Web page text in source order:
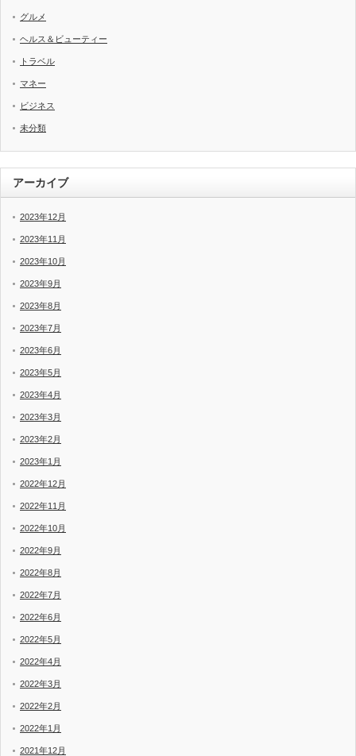
グルメ
ヘルス＆ビューティー
トラベル
マネー
ビジネス
未分類
アーカイブ
2023年12月
2023年11月
2023年10月
2023年9月
2023年8月
2023年7月
2023年6月
2023年5月
2023年4月
2023年3月
2023年2月
2023年1月
2022年12月
2022年11月
2022年10月
2022年9月
2022年8月
2022年7月
2022年6月
2022年5月
2022年4月
2022年3月
2022年2月
2022年1月
2021年12月